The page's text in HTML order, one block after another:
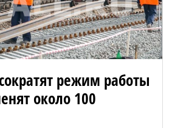
режим работы
около 100